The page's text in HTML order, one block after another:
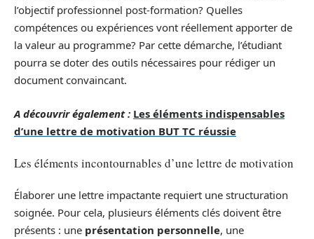
l’objectif professionnel post-formation? Quelles
compétences ou expériences vont réellement apporter de
la valeur au programme? Par cette démarche, l’étudiant
pourra se doter des outils nécessaires pour rédiger un
document convaincant.
A découvrir également : Les éléments indispensables
d’une lettre de motivation BUT TC réussie
Les éléments incontournables d’une lettre de motivation
Élaborer une lettre impactante requiert une structuration
soignée. Pour cela, plusieurs éléments clés doivent être
présents : une présentation personnelle, une